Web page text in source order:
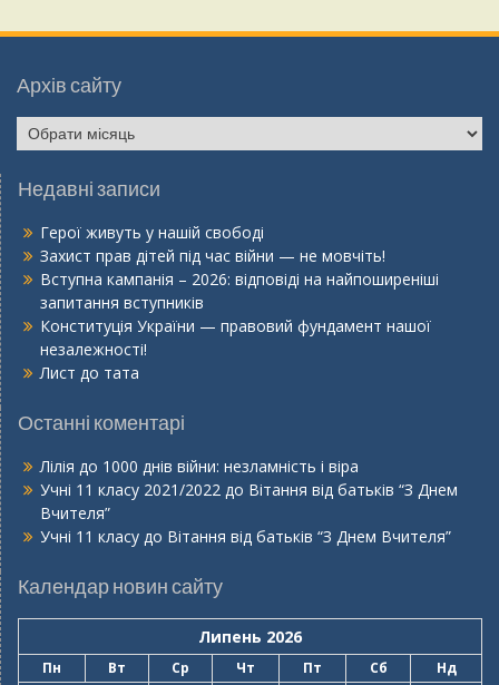
Архів сайту
Недавні записи
Герої живуть у нашій свободі
Захист прав дітей під час війни — не мовчіть!
Вступна кампанія – 2026: відповіді на найпоширеніші
запитання вступників
Конституція України — правовий фундамент нашої
незалежності!
Лист до тата
Останні коментарі
Лілія до 1000 днів війни: незламність і віра
Учні 11 класу 2021/2022 до Вітання від батьків “З Днем
Вчителя”
Учні 11 класу до Вітання від батьків “З Днем Вчителя”
Календар новин сайту
Липень 2026
Пн Вт Ср Чт Пт Сб Нд